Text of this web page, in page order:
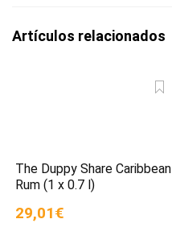
Artículos relacionados
The Duppy Share Caribbean
Rum (1 x 0.7 l)
29,01€